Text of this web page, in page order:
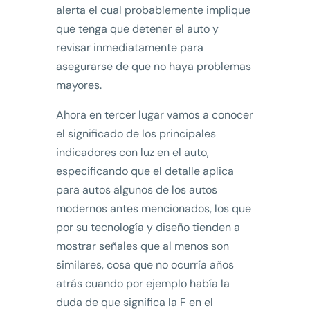
alerta el cual probablemente implique
que tenga que detener el auto y
revisar inmediatamente para
asegurarse de que no haya problemas
mayores.
Ahora en tercer lugar vamos a conocer
el significado de los principales
indicadores con luz en el auto,
especificando que el detalle aplica
para autos algunos de los autos
modernos antes mencionados, los que
por su tecnología y diseño tienden a
mostrar señales que al menos son
similares, cosa que no ocurría años
atrás cuando por ejemplo había la
duda de que significa la F en el